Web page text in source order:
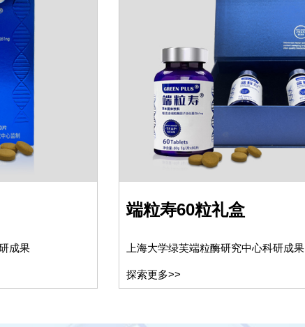
成果
端粒寿60粒礼盒
上海大学绿芙端粒酶研究中心科研成果
探索更多>>